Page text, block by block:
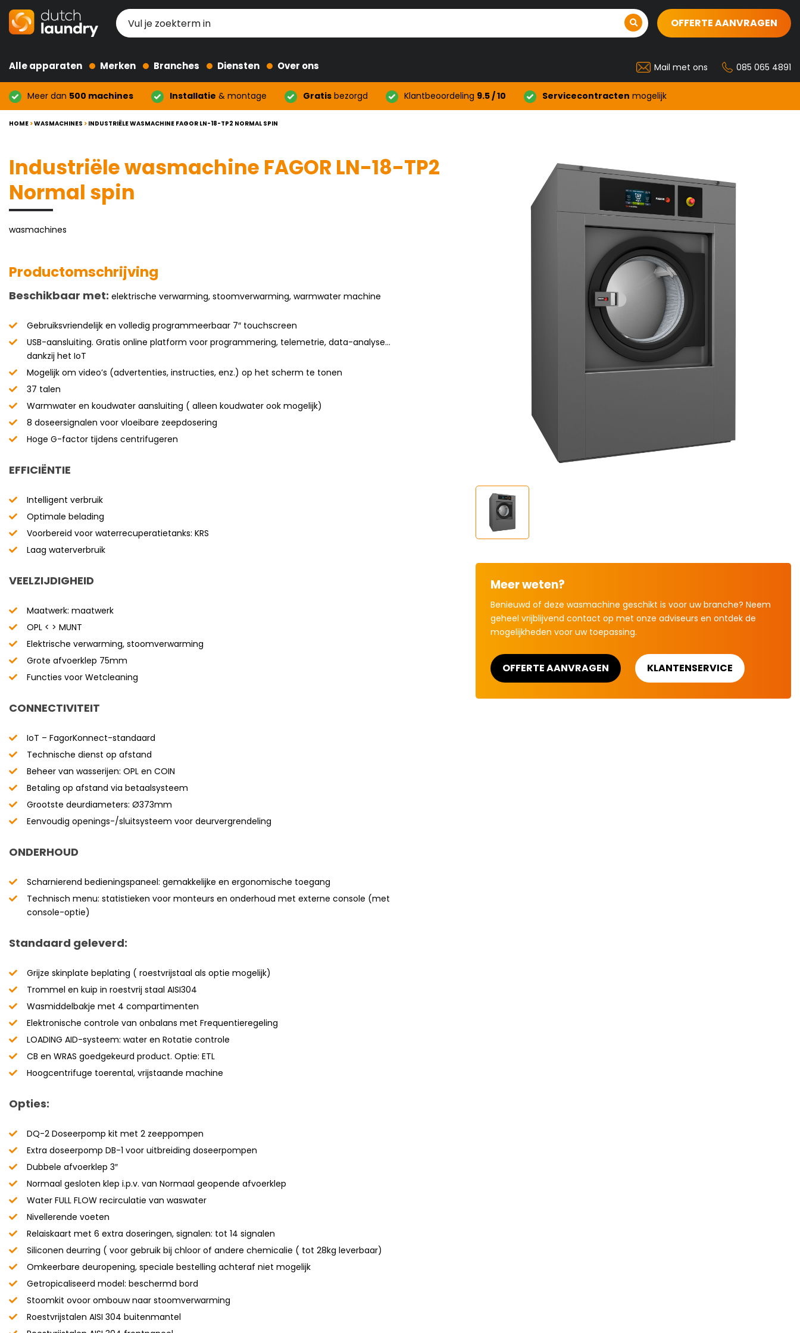
OFFERTE AANVRAGEN
Alle apparaten Merken Branches Diensten Over ons Mail met ons 085 065 4891
Meer dan 500 machines Installatie & montage Gratis bezorgd Klantbeoordeling 9.5 / 10 Servicecontracten mogelijk
HOME >WASMACHINES > INDUSTRIËLE WASMACHINE FAGOR LN-18-TP2 NORMAL SPIN
Industriële wasmachine FAGOR LN-18-TP2
Normal spin
wasmachines
Meer weten?
Benieuwd of deze wasmachine geschikt is voor uw branche? Neem
geheel vrijblijvend contact op met onze adviseurs en ontdek de
mogelijkheden voor uw toepassing.
OFFERTE AANVRAGEN KLANTENSERVICE
Productomschrijving
Beschikbaar met: elektrische verwarming, stoomverwarming, warmwater machine
Gebruiksvriendelijk en volledig programmeerbaar 7″ touchscreen
USB-aansluiting. Gratis online platform voor programmering, telemetrie, data-analyse…
dankzij het IoT
Mogelijk om video’s (advertenties, instructies, enz.) op het scherm te tonen
37 talen
Warmwater en koudwater aansluiting ( alleen koudwater ook mogelijk)
8 doseersignalen voor vloeibare zeepdosering
Hoge G-factor tijdens centrifugeren
EFFICIËNTIE
Intelligent verbruik
Optimale belading
Voorbereid voor waterrecuperatietanks: KRS
Laag waterverbruik
VEELZIJDIGHEID
Maatwerk: maatwerk
OPL < > MUNT
Elektrische verwarming, stoomverwarming
Grote afvoerklep 75mm
Functies voor Wetcleaning
CONNECTIVITEIT
IoT – FagorKonnect-standaard
Technische dienst op afstand
Beheer van wasserijen: OPL en COIN
Betaling op afstand via betaalsysteem
Grootste deurdiameters: Ø373mm
Eenvoudig openings-/sluitsysteem voor deurvergrendeling
ONDERHOUD
Scharnierend bedieningspaneel: gemakkelijke en ergonomische toegang
Technisch menu: statistieken voor monteurs en onderhoud met externe console (met
console-optie)
Standaard geleverd:
Grijze skinplate beplating ( roestvrijstaal als optie mogelijk)
Trommel en kuip in roestvrij staal AISI304
Wasmiddelbakje met 4 compartimenten
Elektronische controle van onbalans met Frequentieregeling
LOADING AID-systeem: water en Rotatie controle
CB en WRAS goedgekeurd product. Optie: ETL
Hoogcentrifuge toerental, vrijstaande machine
Opties:
DQ-2 Doseerpomp kit met 2 zeeppompen
Extra doseerpomp DB-1 voor uitbreiding doseerpompen
Dubbele afvoerklep 3″
Normaal gesloten klep i.p.v. van Normaal geopende afvoerklep
Water FULL FLOW recirculatie van waswater
Nivellerende voeten
Relaiskaart met 6 extra doseringen, signalen: tot 14 signalen
Siliconen deurring ( voor gebruik bij chloor of andere chemicalie ( tot 28kg leverbaar)
Omkeerbare deuropening, speciale bestelling achteraf niet mogelijk
Getropicaliseerd model: beschermd bord
Stoomkit ovoor ombouw naar stoomverwarming
Roestvrijstalen AISI 304 buitenmantel